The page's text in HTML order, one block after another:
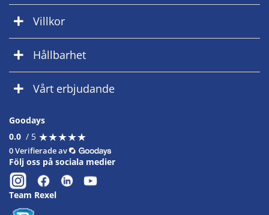
Villkor
Hållbarhet
Vårt erbjudande
Goodays
0.0 / 5 ★★★★★
★★★★★
0 Verifierade av
Följ oss på sociala medier
Team Rexel